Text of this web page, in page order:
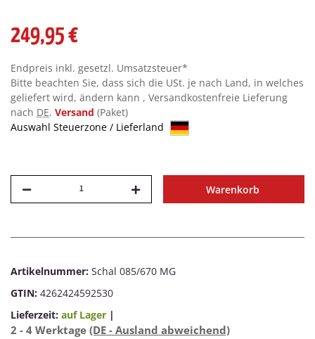
249,95 €
Endpreis inkl. gesetzl. Umsatzsteuer*
Bitte beachten Sie, dass sich die USt. je nach Land, in welches
geliefert wird, ändern kann , Versandkostenfreie Lieferung
nach DE. Versand (Paket)
Auswahl Steuerzone / Lieferland
Warenkorb
Artikelnummer: Schal 085/670 MG
GTIN: 4262424592530
Lieferzeit: auf Lager |
2 - 4 Werktage (DE - Ausland abweichend)